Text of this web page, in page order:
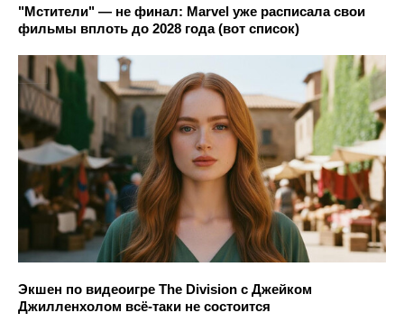
"Мстители" — не финал: Marvel уже расписала свои
фильмы вплоть до 2028 года (вот список)
Экшен по видеоигре The Division с Джейком
Джилленхолом всё-таки не состоится